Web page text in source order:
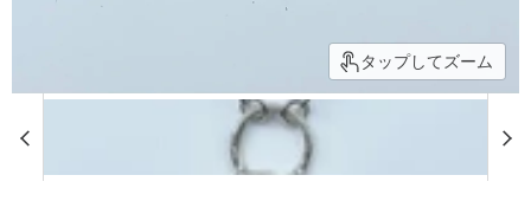
タップしてズーム